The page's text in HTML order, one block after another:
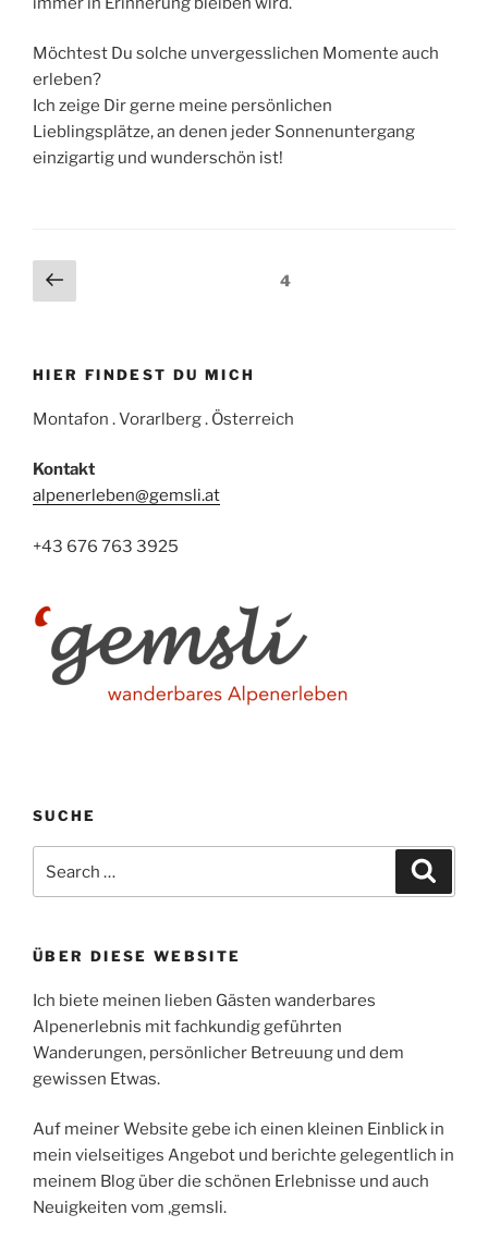
Möchtest Du solche unvergesslichen Momente auch
erleben?
Ich zeige Dir gerne meine persönlichen
Lieblingsplätze, an denen jeder Sonnenuntergang
einzigartig und wunderschön ist!
Seitennummerierung
der
Previous
page
Page4
HIER FINDEST DU MICH
Montafon . Vorarlberg . Österreich
Kontakt
alpenerleben@gemsli.at
+43 676 763 3925
SUCHE
for:
ÜBER DIESE WEBSITE
Ich biete meinen lieben Gästen wanderbares
Alpenerlebnis mit fachkundig geführten
Wanderungen, persönlicher Betreuung und dem
gewissen Etwas.
Auf meiner Website gebe ich einen kleinen Einblick in
mein vielseitiges Angebot und berichte gelegentlich in
meinem Blog über die schönen Erlebnisse und auch
Neuigkeiten vom ‚gemsli.